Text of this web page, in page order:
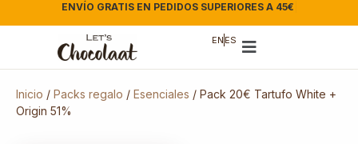
ENVÍO GRATIS EN PEDIDOS SUPERIORES A 45€
EN ES
Inicio / Packs regalo / Esenciales / Pack 20€ Tartufo White +
Origin 51%